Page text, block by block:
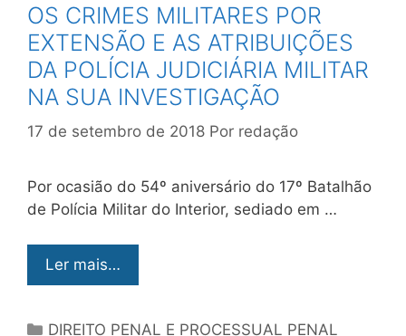
OS CRIMES MILITARES POR
EXTENSÃO E AS ATRIBUIÇÕES
DA POLÍCIA JUDICIÁRIA MILITAR
NA SUA INVESTIGAÇÃO
17 de setembro de 2018 Por redação
Por ocasião do 54º aniversário do 17º Batalhão
de Polícia Militar do Interior, sediado em …
Ler mais…
DIREITO PENAL E PROCESSUAL PENAL